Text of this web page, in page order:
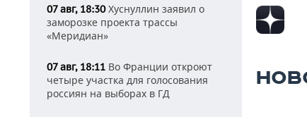
07 авг, 18:30Хуснуллин заявил о
заморозке проекта трассы
«Меридиан»
07 авг, 18:11 Во Франции откроют
четыре участка для голосования
россиян на выборах в ГД